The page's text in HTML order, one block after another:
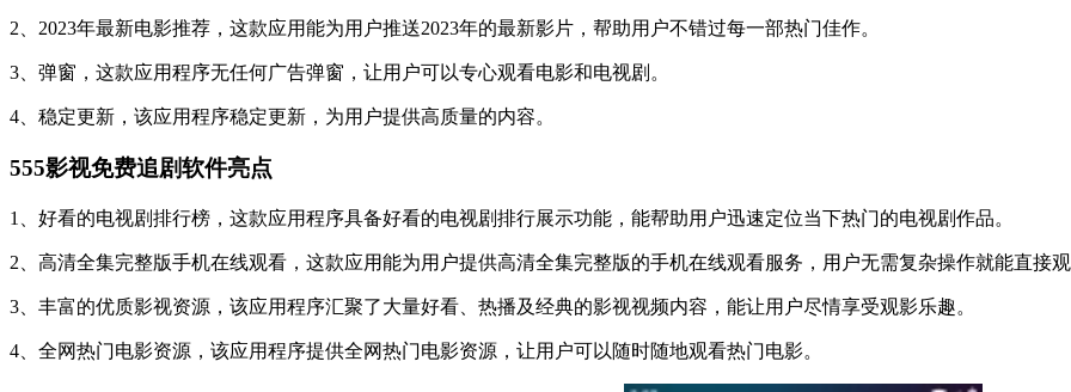
2、2023年最新电影推荐，这款应用能为用户推送2023年的最新影片，帮助用户不错过每一部热门佳作。
3、弹窗，这款应用程序无任何广告弹窗，让用户可以专心观看电影和电视剧。
4、稳定更新，该应用程序稳定更新，为用户提供高质量的内容。
555影视免费追剧软件亮点
1、好看的电视剧排行榜，这款应用程序具备好看的电视剧排行展示功能，能帮助用户迅速定位当下热门的电视剧作品。
2、高清全集完整版手机在线观看，这款应用能为用户提供高清全集完整版的手机在线观看服务，用户无需复杂操作就能直接
3、丰富的优质影视资源，该应用程序汇聚了大量好看、热播及经典的影视视频内容，能让用户尽情享受观影乐趣。
4、全网热门电影资源，该应用程序提供全网热门电影资源，让用户可以随时随地观看热门电影。